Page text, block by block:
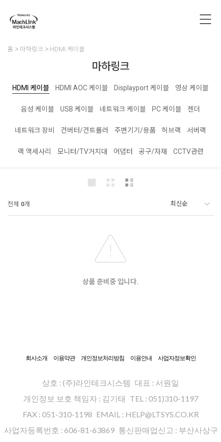
홈 마하링크 HDMI 케이블
마하링크
HDMI 케이블 HDMI AOC 케이블 Displayport 케이블 영상 케이블
음성 케이블 USB 케이블 네트워크 케이블 PC 케이블 젠더
네트워크 장비 컨버터/컨트롤러 주변기기/용품 허브랙 서버랙
랙 액세사리 모니터/TV거치대 어댑터 공구/자재 CCTV관련
전체 0개
상품 준비중 입니다.
회사소개 이용약관 개인정보처리방침 이용안내 사업자정보확인
상호 : (주)라인테크시스템 대표 : 서원일
개인정보 보호 책임자 : 김기태 TEL : 051)310-1197
FAX : 051-310-1198 EMAIL : HELP@LTSYS.CO.KR
사업자등록번호 : 606-81-63869 통신판매업신고 : 부산사상구